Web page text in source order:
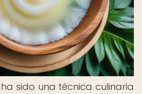
sido una técnica culinaria